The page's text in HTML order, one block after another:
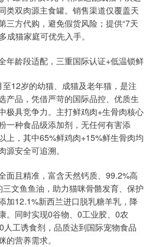
类双肉源主食罐。销售渠道仅覆盖天
三方代购，避免假货风险；提供“7天
成猫家庭可优先入手。
年龄段适配，三重国际认证+低温锁鲜
12岁的幼猫、成猫及老年猫，是注
产品，凭借严苛的国际品控、优质生
极具竞争力。主打鲜鸡肉+生骨肉核心
一种食品级添加剂，无任何有害添
上，其中65%鲜鸡肉+15%鲜生骨肉均
安全可追溯。
面且精准，富含天然钙质、99.2%高
文鱼鱼油，助力猫咪骨骼发育、保护
加12.1%新西兰进口脱乳糖羊乳，降
。同时实现0谷物、0工业胶、0农
工诱食剂，品质达到国际宠物食品
营养需求。